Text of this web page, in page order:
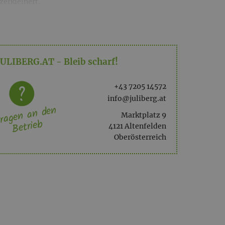
Kohlenhydraten, Zucker und Eiweiß
– 70 g.
- Bleib scharf!
+43 7205 14572
info@juliberg.at
Marktplatz 9
4121 Altenfelden
Oberösterreich
an den
Betrieb